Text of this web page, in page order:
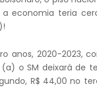
a economia teria
anos, 2020-2023,
o SM deixará de
R$ 44,00 no